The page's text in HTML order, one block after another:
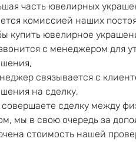
часть ювелирных
комиссией наших
купить ювелирное
с менеджером для
связывается с
на сделку,
сделку между
мы в свою очередь за
стоимость нашей